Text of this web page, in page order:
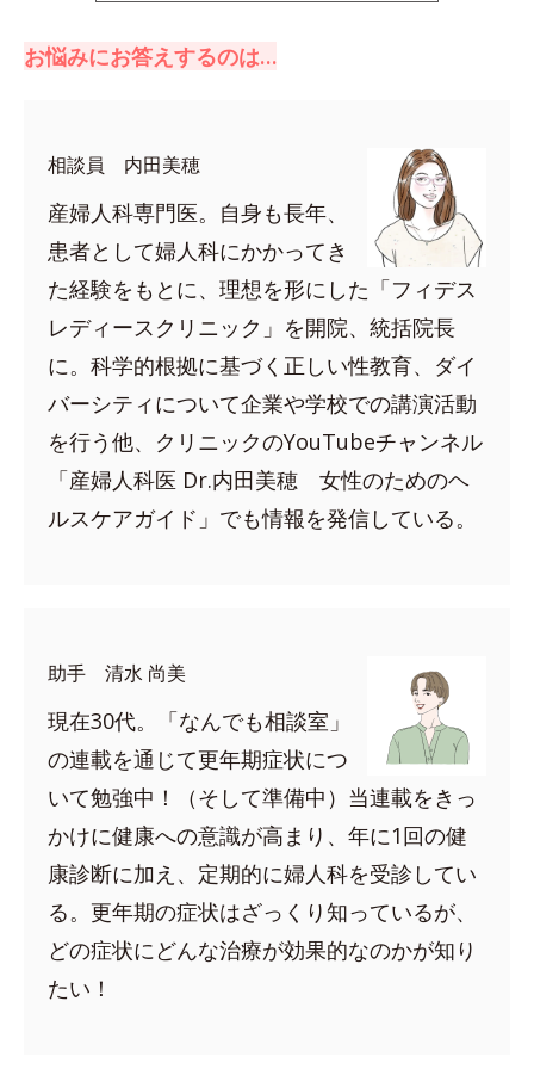
お悩みにお答えするのは…
相談員 内田美穂
産婦人科専門医。自身も長年、
患者として婦人科にかかってき
た経験をもとに、理想を形にした「フィデス
レディースクリニック」を開院、統括院長
に。科学的根拠に基づく正しい性教育、ダイ
バーシティについて企業や学校での講演活動
を行う他、クリニックのYouTubeチャンネル
「産婦人科医 Dr.内田美穂 女性のためのヘ
ルスケアガイド」でも情報を発信している。
助手 清水 尚美
現在30代。「なんでも相談室」
の連載を通じて更年期症状につ
いて勉強中！（そして準備中）当連載をきっ
かけに健康への意識が高まり、年に1回の健
康診断に加え、定期的に婦人科を受診してい
る。更年期の症状はざっくり知っているが、
どの症状にどんな治療が効果的なのかが知り
たい！